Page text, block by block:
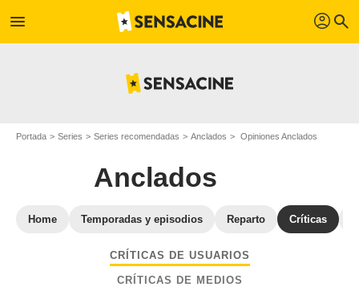
menu profil search
Portada Series Series recomendadas Anclados Opiniones Anclados
Anclados
Home Temporadas y episodios Reparto Críticas
CRÍTICAS DE USUARIOS
CRÍTICAS DE MEDIOS